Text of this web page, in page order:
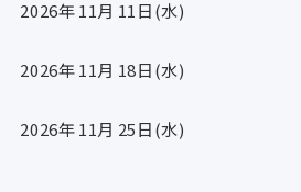
2026年11月 11 日(水)
2026年11月 18日(水)
2026年11月 25日(水)